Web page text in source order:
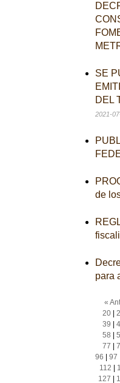
SE
DEL
2021-
de
para
«
20|
39
58
77
96
97
112
127